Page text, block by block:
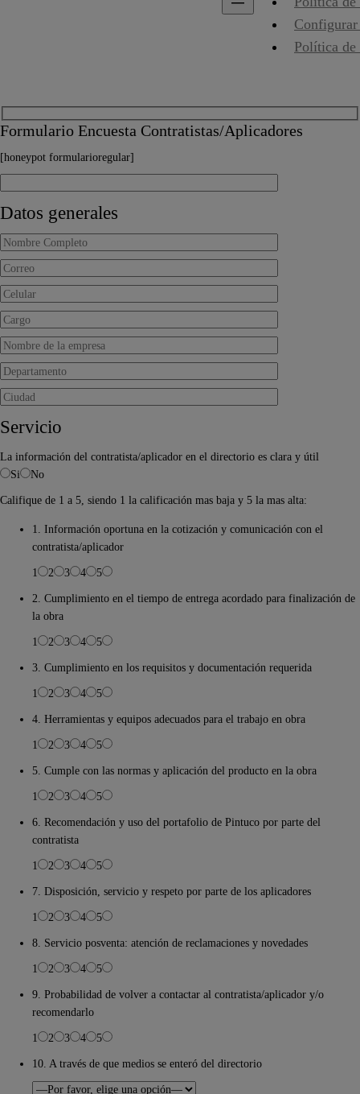
Política
Formulario Encuesta Contratistas/Aplicadores
[honeypot formularioregular]
Datos generales
Servicio
La información del contratista/aplicador en el directorio es clara y útil
Si
No
Califique de 1 a 5, siendo 1 la calificación mas baja y 5 la mas alta:
1. Información oportuna en la cotización y comunicación con el
contratista/aplicador
1
2 3 4
5
2. Cumplimiento en el tiempo de entrega acordado para finalización de
la obra
1
2 3 4
5
3. Cumplimiento en los requisitos y documentación requerida
1
2 3 4
5
4. Herramientas y equipos adecuados para el trabajo en obra
1
2 3 4
5
5. Cumple con las normas y aplicación del producto en la obra
1
2 3 4
5
6. Recomendación y uso del portafolio de Pintuco por parte del
contratista
1
2 3 4
5
7. Disposición, servicio y respeto por parte de los aplicadores
1
2 3 4
5
8. Servicio posventa: atención de reclamaciones y novedades
1
2 3 4
5
9. Probabilidad de volver a contactar al contratista/aplicador y/o
recomendarlo
1
2 3 4
5
10. A través de que medios se enteró del directorio